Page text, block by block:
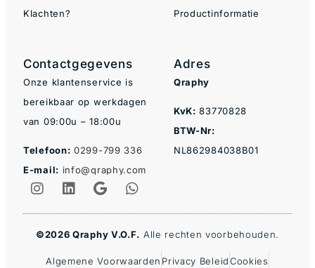
Klachten? Productinformatie
Contactgegevens
Onze klantenservice is
bereikbaar op werkdagen
van 09:00u – 18:00u
Telefoon: 0299-799 336
E-mail: info@qraphy.com
Adres
Qraphy
KvK: 83770828
BTW-Nr:
NL862984038B01
Algemene Voorwaarden Privacy BeleidCookies
©2026 Qraphy V.O.F. Alle rechten voorbehouden.